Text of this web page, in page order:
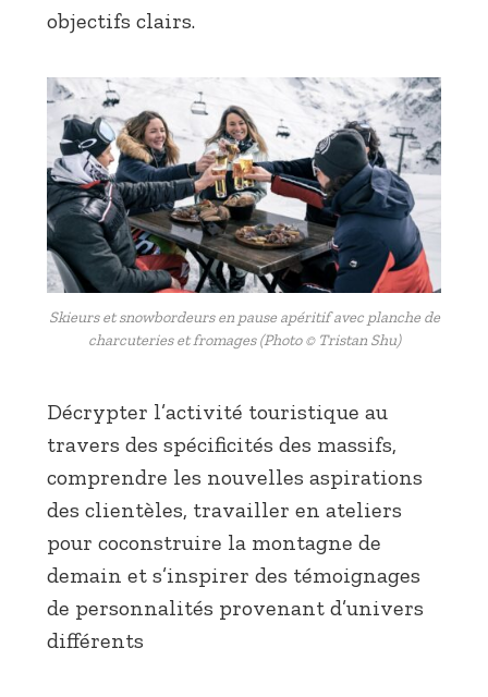
objectifs clairs.
Skieurs et snowbordeurs en pause apéritif avec planche de
charcuteries et fromages (Photo © Tristan Shu)
Décrypter l’activité touristique au
travers des spécificités des massifs,
comprendre les nouvelles aspirations
des clientèles, travailler en ateliers
pour coconstruire la montagne de
demain et s’inspirer des témoignages
de personnalités provenant d’univers
différents